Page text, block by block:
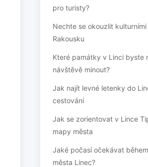
pro turisty?
Nechte se okouzlit
Rakousku
Které památky v Linci byste
návštěvě minout?
Jak najít levné letenky do
cestování
Jak se zorientovat v Lince
mapy města
Jaké počasí očekávat
města Linec?